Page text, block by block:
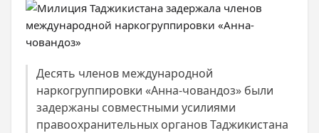
Десять членов международной
наркогруппировки «Анна-човандоз» были
задержаны совместными усилиями
правоохранительных органов Таджикистана